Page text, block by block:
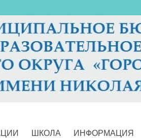
ШКОЛА ИНФОРМАЦИЯ